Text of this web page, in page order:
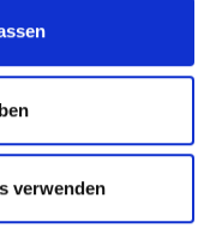
verwenden